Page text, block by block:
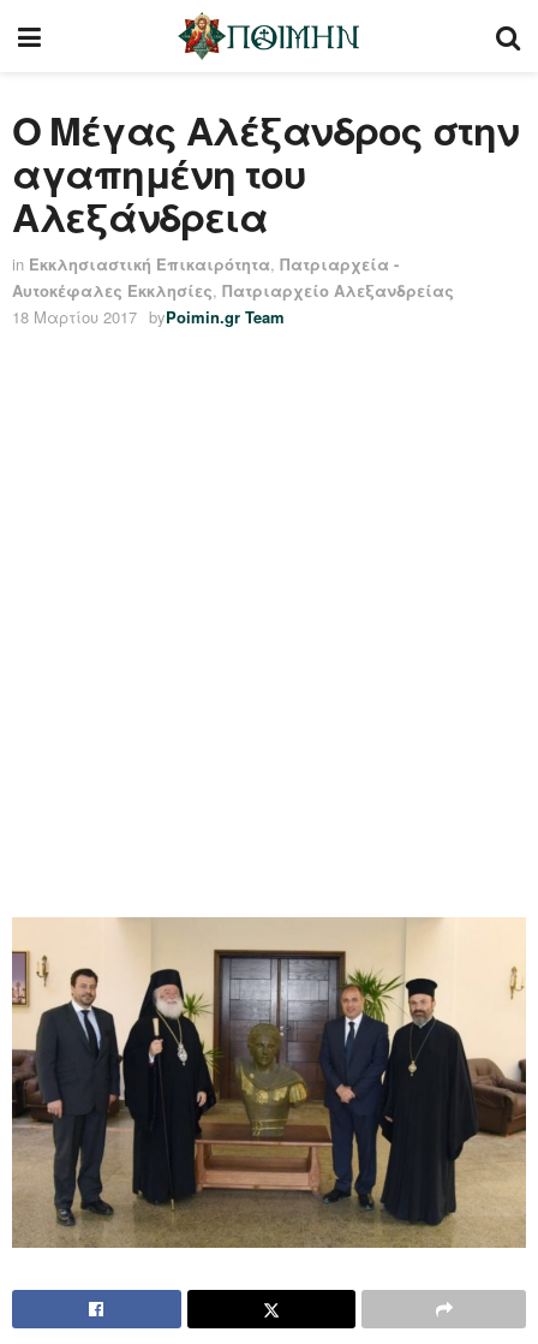
Ο Μέγας Αλέξανδρος στην
αγαπημένη του
Αλεξάνδρεια
in Εκκλησιαστική Επικαιρότητα, Πατριαρχεία -
Αυτοκέφαλες Εκκλησίες, Πατριαρχείο Αλεξανδρείας
18 Μαρτίου 2017 byPoimin.gr Team